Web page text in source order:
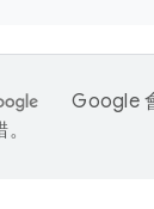
Google